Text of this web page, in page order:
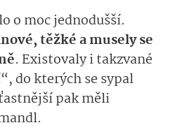
o moc jednodušší.
těžké a musely se
. Existovaly i takzvané
do kterých se sypal
pak měli